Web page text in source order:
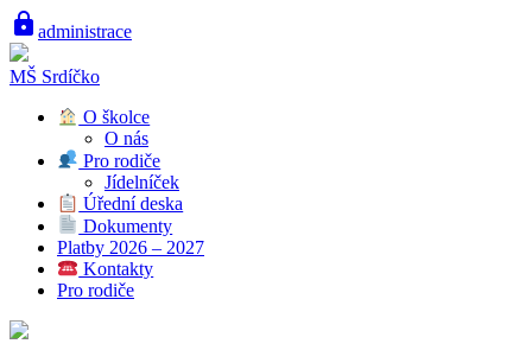
lock administrace
MŠ Srdíčko
O školce
O nás
Pro rodiče
Jídelníček
Úřední deska
Dokumenty
Platby 2026 – 2027
Kontakty
Pro rodiče